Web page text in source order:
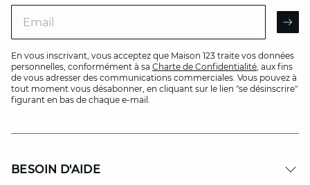
En vous inscrivant, vous acceptez que Maison 123 traite vos données
personnelles, conformément à sa Charte de Confidentialité, aux fins
de vous adresser des communications commerciales. Vous pouvez à
tout moment vous désabonner, en cliquant sur le lien "se désinscrire"
figurant en bas de chaque e-mail.
BESOIN D'AIDE